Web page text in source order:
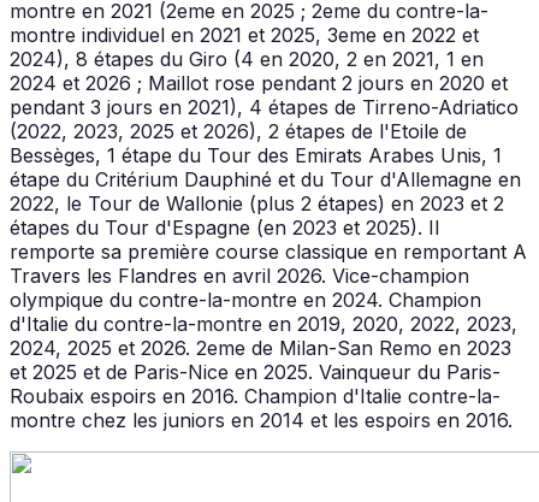
montre en 2021 (2eme en 2025 ; 2eme du contre-la-
montre individuel en 2021 et 2025, 3eme en 2022 et
2024), 8 étapes du Giro (4 en 2020, 2 en 2021, 1 en
2024 et 2026 ; Maillot rose pendant 2 jours en 2020 et
pendant 3 jours en 2021), 4 étapes de Tirreno-Adriatico
(2022, 2023, 2025 et 2026), 2 étapes de l'Etoile de
Bessèges, 1 étape du Tour des Emirats Arabes Unis, 1
étape du Critérium Dauphiné et du Tour d'Allemagne en
2022, le Tour de Wallonie (plus 2 étapes) en 2023 et 2
étapes du Tour d'Espagne (en 2023 et 2025). Il
remporte sa première course classique en remportant A
Travers les Flandres en avril 2026. Vice-champion
olympique du contre-la-montre en 2024. Champion
d'Italie du contre-la-montre en 2019, 2020, 2022, 2023,
2024, 2025 et 2026. 2eme de Milan-San Remo en 2023
et 2025 et de Paris-Nice en 2025. Vainqueur du Paris-
Roubaix espoirs en 2016. Champion d'Italie contre-la-
montre chez les juniors en 2014 et les espoirs en 2016.